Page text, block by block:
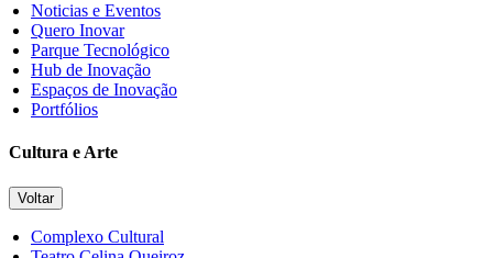
Noticias e Eventos
Quero Inovar
Parque Tecnológico
Hub de Inovação
Espaços de Inovação
Portfólios
Cultura e Arte
Voltar
Complexo Cultural